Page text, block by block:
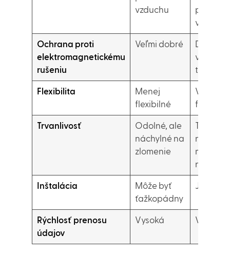
vzduchu
vzduchu
Ochrana proti
elektromagnetickému
rušeniu
Veľmi dobré
Dobrý,
Flexibilita
Menej
flexibilné
Vysoko
flexibilný
Trvanlivosť
Odolné, ale
náchylné na
zlomenie
najmä
menšie
napätie
Inštalácia
Môže byť
ťažkopádny
Rýchlosť prenosu
údajov
Vysoká Vysoká